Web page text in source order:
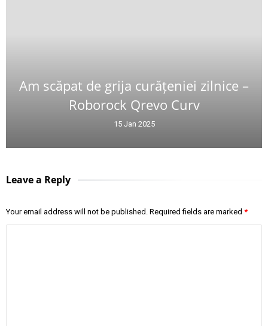
Am scăpat de grija curățeniei zilnice –
Roborock Qrevo Curv
15 Jan 2025
Leave a Reply
Your email address will not be published. Required fields are marked *